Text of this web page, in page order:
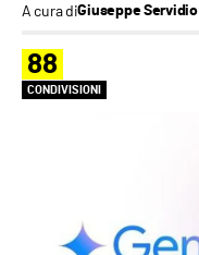
A cura diGiuseppe Servidio
88
CONDIVISIONI